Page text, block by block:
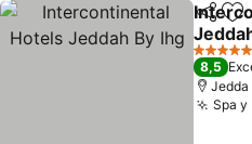
Ver
5 Estrellas
8,5
Jedda
Spa y